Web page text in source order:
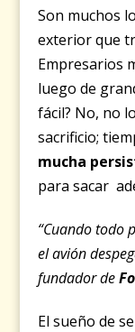
Son muchos
exterior que
Empresarios
luego de
fácil? No, no
sacrificio;
mucha
para sacar
“Cuando todo
el avión
fundador de
El sueño de